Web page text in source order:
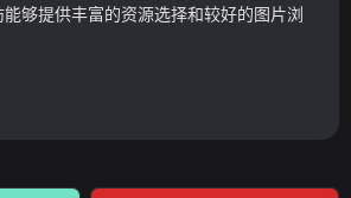
够提供丰富的资源选择和较好的图片浏